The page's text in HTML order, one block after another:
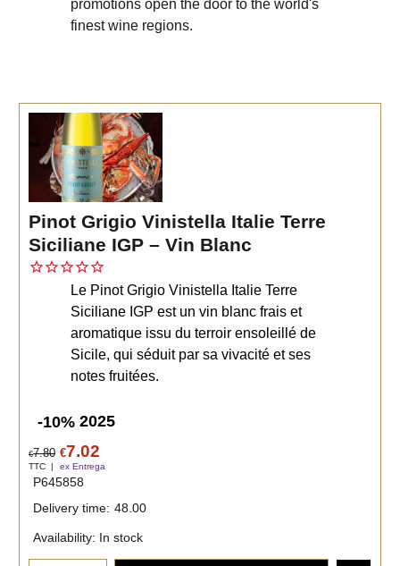
promotions open the door to the world's
finest wine regions.
Pinot Grigio Vinistella Italie Terre
Siciliane IGP – Vin Blanc
Le Pinot Grigio Vinistella Italie Terre
Siciliane IGP est un vin blanc frais et
aromatique issu du terroir ensoleillé de
Sicile, qui séduit par sa vivacité et ses
notes fruitées.
-10% 2025
€7.80 €7.02
TTC ex Entrega
P645858
Delivery time: 48.00
Availability: In stock